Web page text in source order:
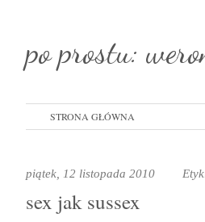
po prostu:
STRONA GŁÓWNA
piątek, 12 listopada 2010
sex jak sussex